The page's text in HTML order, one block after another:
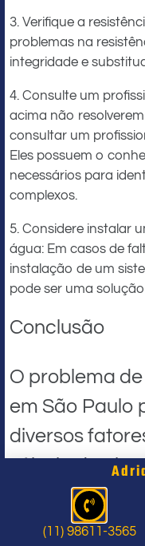
3. Verifique a
problemas na
integridade e
4. Consulte um
acima não
consultar um
Eles possuem o
necessários para
complexos.
5. Considere instalar
água: Em casos de
instalação de um
pode ser uma solução
Conclusão
O problema
em São Paulo
diversos
válvula de
de pressão
No entanto,
(11) 98611-3565